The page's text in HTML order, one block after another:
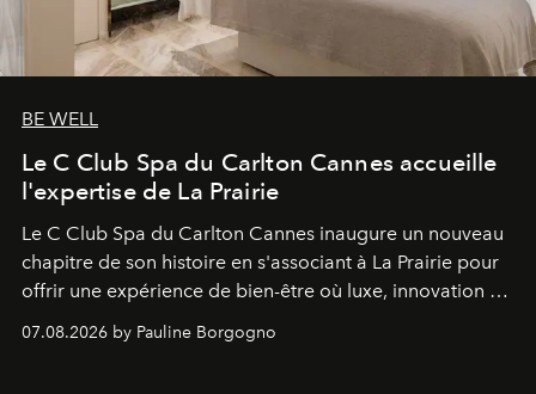
BE WELL
Le C Club Spa du Carlton Cannes accueille
l'expertise de La Prairie
Le C Club Spa du Carlton Cannes inaugure un nouveau
chapitre de son histoire en s'associant à La Prairie pour
offrir une expérience de bien-être où luxe, innovation et
expertise se rencontrent.
07.08.2026 by Pauline Borgogno